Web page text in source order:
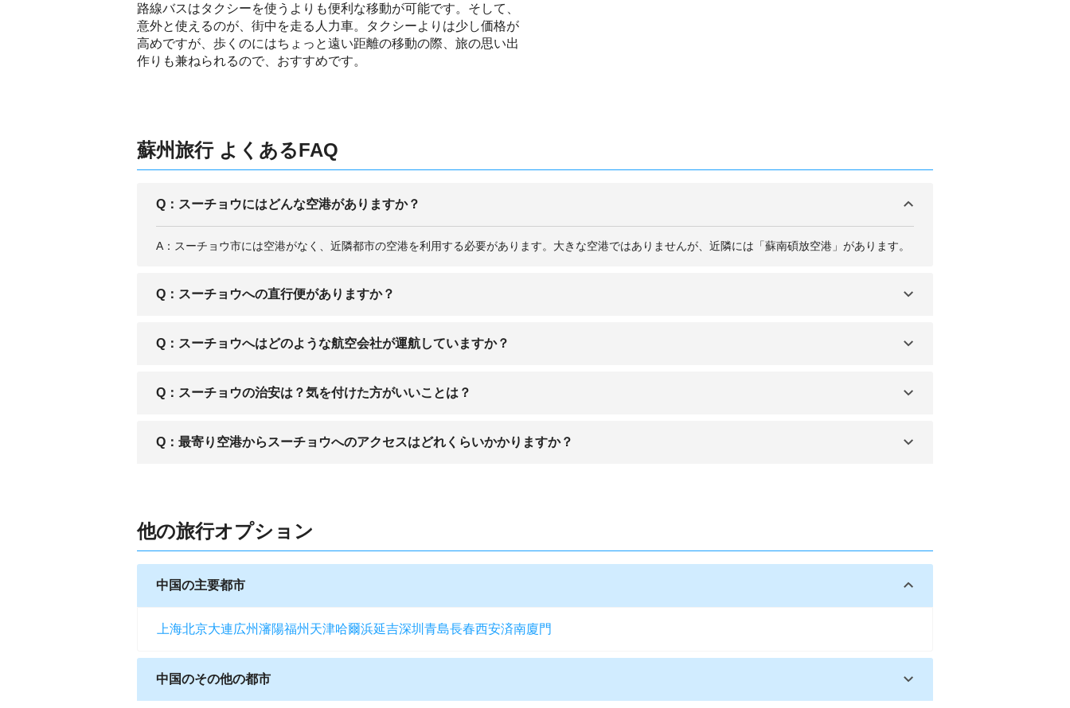
路線バスはタクシーを使うよりも便利な移動が可能です。そして、
意外と使えるのが、街中を走る人力車。タクシーよりは少し価格が
高めですが、歩くのにはちょっと遠い距離の移動の際、旅の思い出
作りも兼ねられるので、おすすめです。
蘇州旅行 よくあるFAQ
Q：スーチョウにはどんな空港がありますか？
A：スーチョウ市には空港がなく、近隣都市の空港を利用する必要があります。大きな空港ではありませんが、近隣には「蘇南碩放空港」があります。
Q：スーチョウへの直行便がありますか？
A：日本国内から蘇南碩放空港へは、名古屋や大阪などの都市から直行便があります。
Q：スーチョウへはどのような航空会社が運航していますか？
A：中国国際航空など国内の航空会社にほか、国際便を出している深圳航空があります。
Q：スーチョウの治安は？気を付けた方がいいことは？
A：治安は安定しており、比較的安全な地域として知られています。
Q：最寄り空港からスーチョウへのアクセスはどれくらいかかりますか？
他の旅行オプション
中国の主要都市
上海北京大連広州瀋陽福州 天津哈爾浜延吉深圳 青島長春西安済南廈門
中国のその他の都市